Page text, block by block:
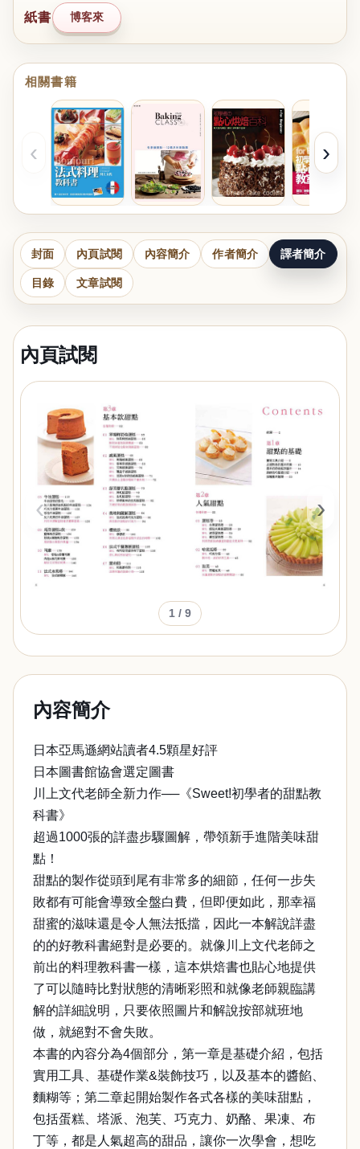
紙書 博客來
相關書籍
‹ ›
封面 內頁試閱 內容簡介 作者簡介 譯者簡介
目錄 文章試閱
內頁試閱
‹ ›
1 / 9
內容簡介
日本亞馬遜網站讀者4.5顆星好評
日本圖書館協會選定圖書
川上文代老師全新力作──《Sweet!初學者的甜點教
科書》
超過1000張的詳盡步驟圖解，帶領新手進階美味甜
點！
甜點的製作從頭到尾有非常多的細節，任何一步失
敗都有可能會導致全盤白費，但即便如此，那幸福
甜蜜的滋味還是令人無法抵擋，因此一本解說詳盡
的的好教科書絕對是必要的。就像川上文代老師之
前出的料理教科書一樣，這本烘焙書也貼心地提供
了可以隨時比對狀態的清晰彩照和就像老師親臨講
解的詳細說明，只要依照圖片和解說按部就班地
做，就絕對不會失敗。
本書的內容分為4個部分，第一章是基礎介紹，包括
實用工具、基礎作業&裝飾技巧，以及基本的醬餡、
麵糊等；第二章起開始製作各式各樣的美味甜點，
包括蛋糕、塔派、泡芙、巧克力、奶酪、果凍、布
丁等，都是人氣超高的甜品，讓你一次學會，想吃